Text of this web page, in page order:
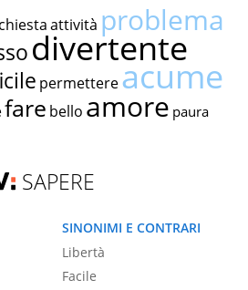
attività problema
divertente
permettereacume
fare bello amore paura
SAPERE
SINONIMI E CONTRARI
Libertà
Facile